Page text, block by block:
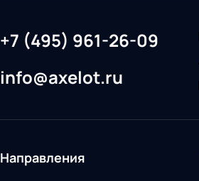
+7 (495) 961-26-09
info@axelot.ru
Направления